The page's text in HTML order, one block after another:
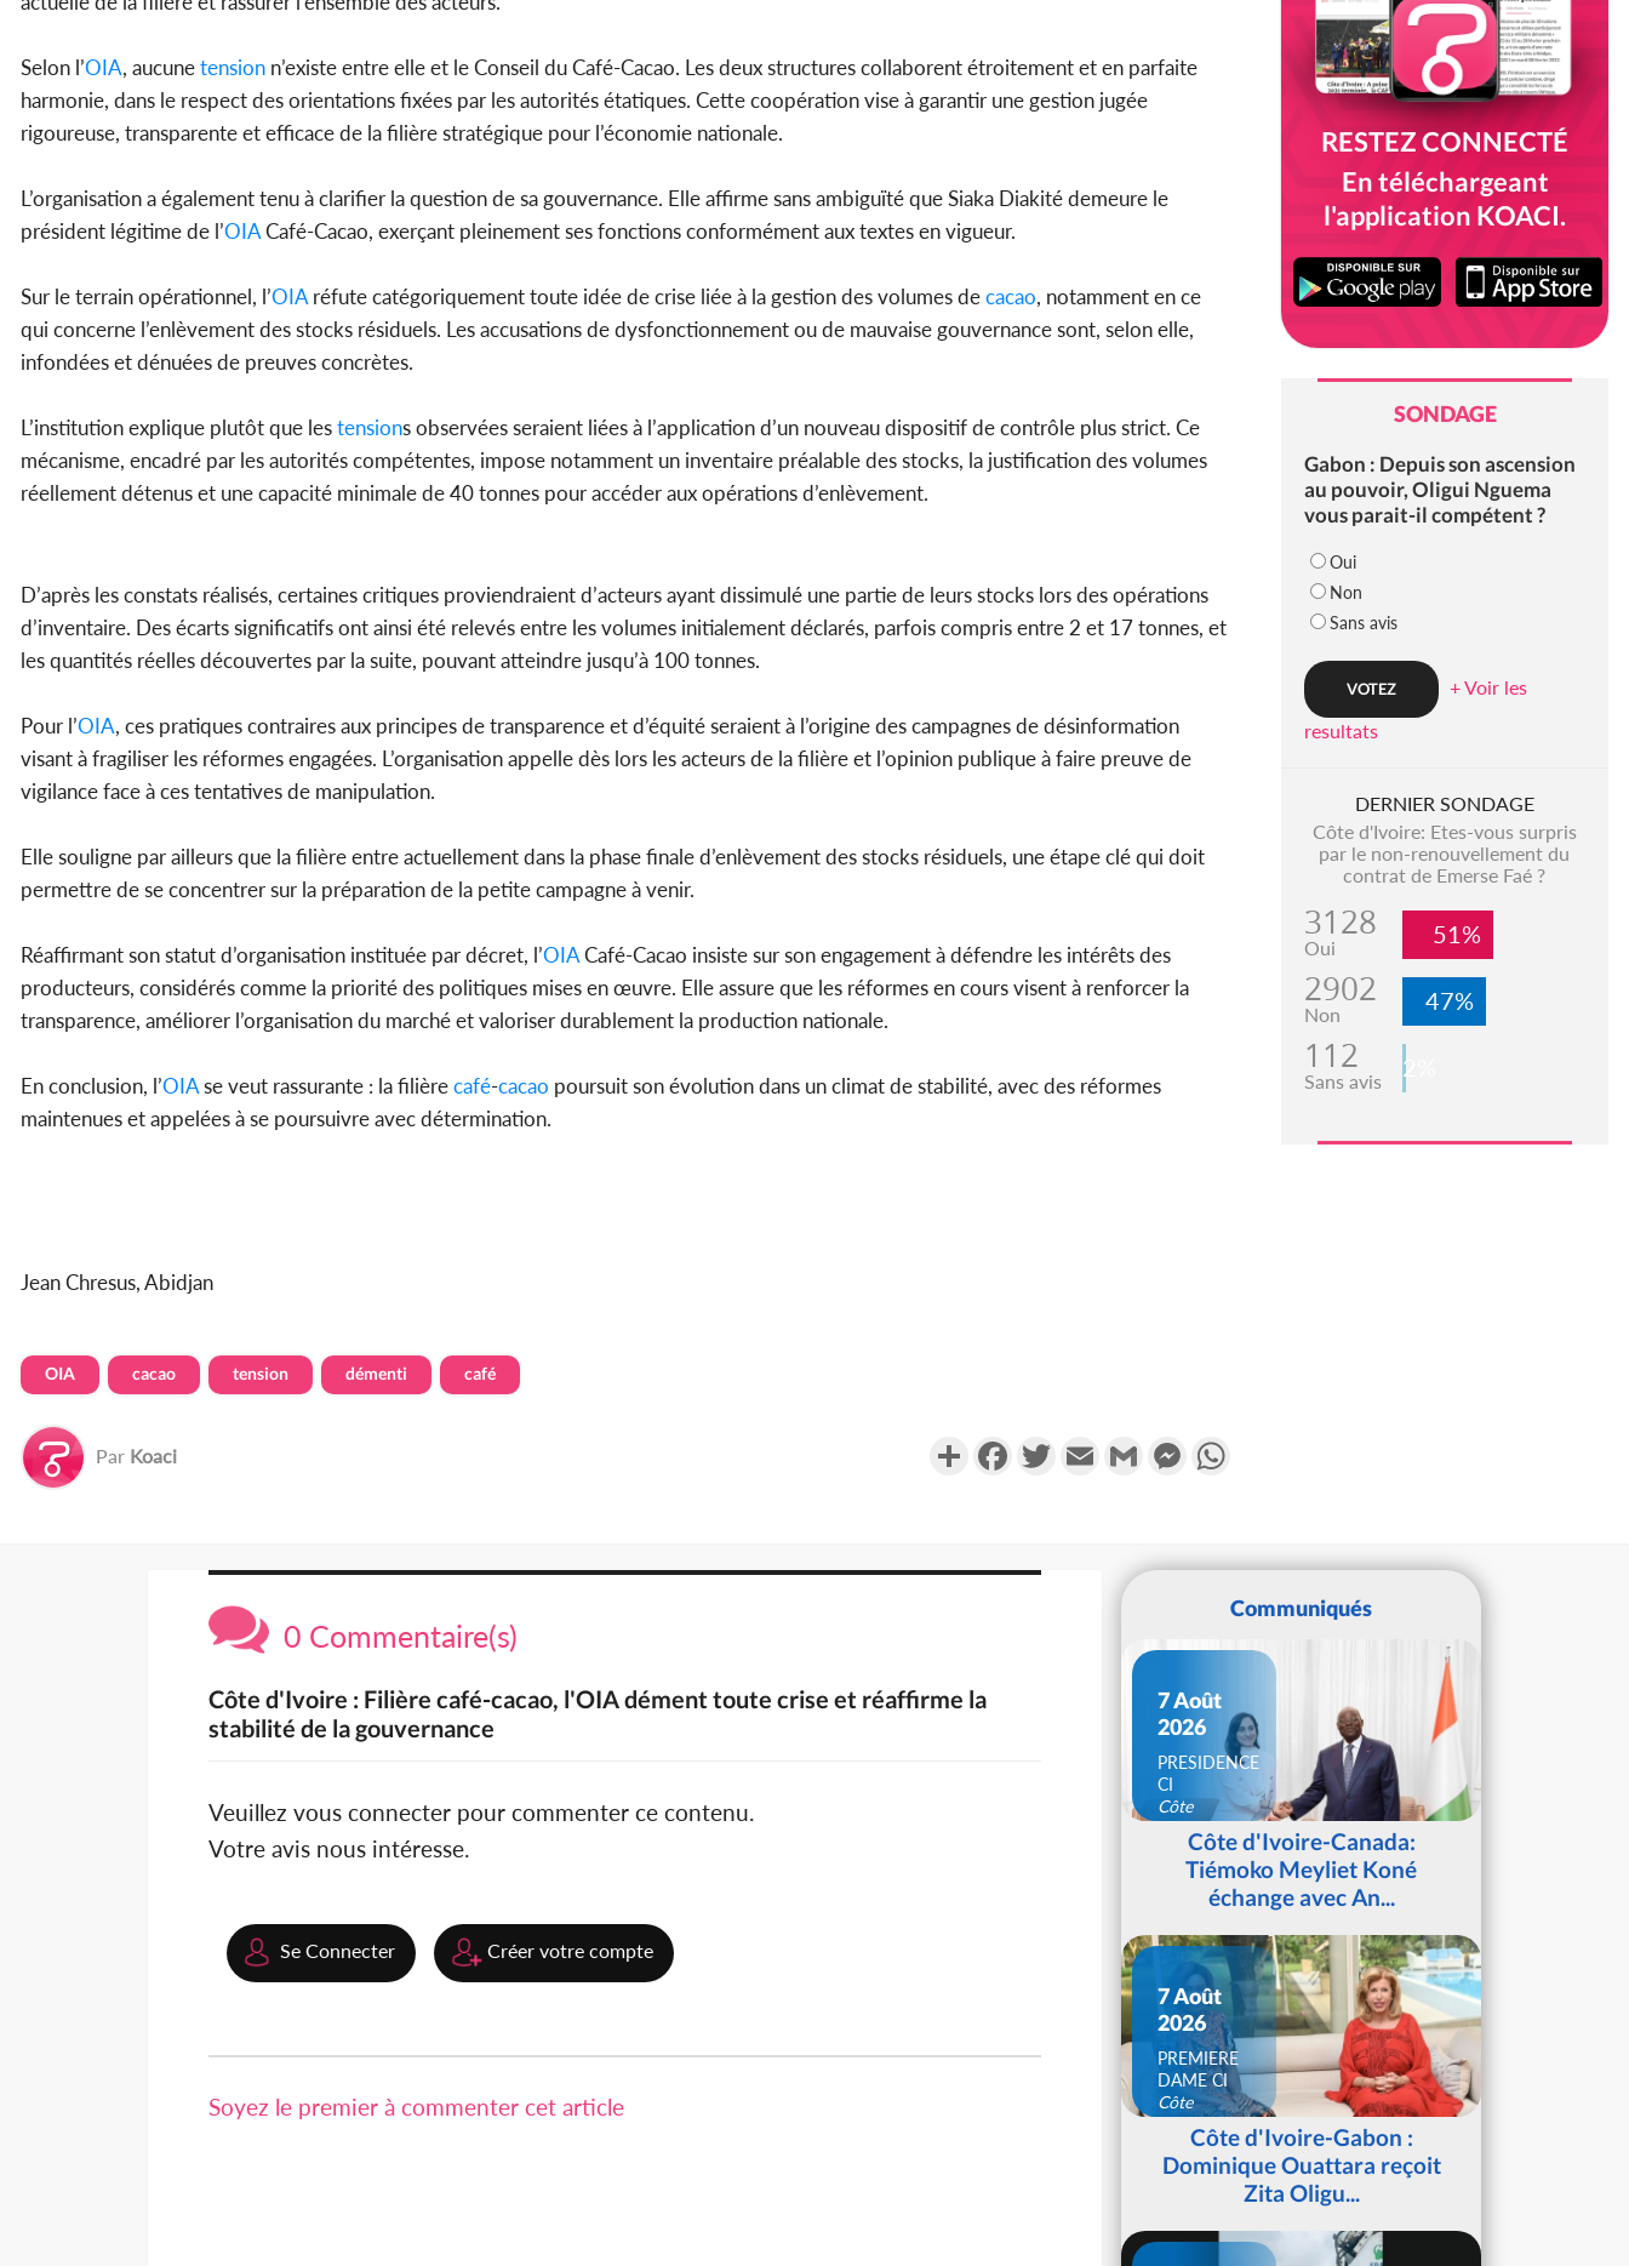
Selon l’OIA, aucunetension n’existe entre elle et le Conseil du Café-Cacao. Les deux structures collaborent étroitement et en parfaite
harmonie, dans le respect des orientations fixées par les autorités étatiques. Cette coopération vise à garantir une gestion jugée
rigoureuse, transparente et efficace de la filière stratégique pour l’économie nationale.
L’organisation a également tenu à clarifier la question de sa gouvernance. Elle affirme sans ambiguïté que Siaka Diakité demeure le
président légitime de l’OIACafé-Cacao, exerçant pleinement ses fonctions conformément aux textes en vigueur.
Sur le terrain opérationnel, l’OIAréfute catégoriquement toute idée de crise liée à la gestion des volumes decacao, notamment en ce
qui concerne l’enlèvement des stocks résiduels. Les accusations de dysfonctionnement ou de mauvaise gouvernance sont, selon elle,
infondées et dénuées de preuves concrètes.
L’institution explique plutôt que lestensions observées seraient liées à l’application d’un nouveau dispositif de contrôle plus strict. Ce
mécanisme, encadré par les autorités compétentes, impose notamment un inventaire préalable des stocks, la justification des volumes
réellement détenus et une capacité minimale de 40 tonnes pour accéder aux opérations d’enlèvement.
D’après les constats réalisés, certaines critiques proviendraient d’acteurs ayant dissimulé une partie de leurs stocks lors des opérations
d’inventaire. Des écarts significatifs ont ainsi été relevés entre les volumes initialement déclarés, parfois compris entre 2 et 17 tonnes, et
les quantités réelles découvertes par la suite, pouvant atteindre jusqu’à 100 tonnes.
Pour l’OIA, ces pratiques contraires aux principes de transparence et d’équité seraient à l’origine des campagnes de désinformation
visant à fragiliser les réformes engagées. L’organisation appelle dès lors les acteurs de la filière et l’opinion publique à faire preuve de
vigilance face à ces tentatives de manipulation.
Elle souligne par ailleurs que la filière entre actuellement dans la phase finale d’enlèvement des stocks résiduels, une étape clé qui doit
permettre de se concentrer sur la préparation de la petite campagne à venir.
Réaffirmant son statut d’organisation instituée par décret, l’OIACafé-Cacao insiste sur son engagement à défendre les intérêts des
producteurs, considérés comme la priorité des politiques mises en œuvre. Elle assure que les réformes en cours visent à renforcer la
transparence, améliorer l’organisation du marché et valoriser durablement la production nationale.
En conclusion, l’OIAse veut rassurante : la filièrecafé-cacao poursuit son évolution dans un climat de stabilité, avec des réformes
maintenues et appelées à se poursuivre avec détermination.
Jean Chresus, Abidjan
OIA cacao tension démenti café
Par Koaci PartagerFacebookTwitterEmail Gmail Messenger
RESTEZ CONNECTÉ
En téléchargeant
l'application KOACI.
SONDAGE
Gabon : Depuis son ascension
au pouvoir, Oligui Nguema
vous parait-il compétent ?
Oui
Non
Sans avis
+ Voir les
resultats
DERNIER SONDAGE
Côte d'Ivoire: Etes-vous surpris
par le non-renouvellement du
contrat de Emerse Faé ?
3128
Oui 51%
2902
Non 47%
112
Sans avis 2%
0 Commentaire(s)
Côte d'Ivoire : Filière café-cacao, l'OIA dément toute crise et réaffirme la
stabilité de la gouvernance
Veuillez vous connecter pour commenter ce contenu.
Votre avis nous intéresse.
Se Connecter Créer votre compte
Soyez le premier à commenter cet article
Communiqués
7 Août
2026
PRESIDENCE
CI
Côte
d'IvoireCôte d'Ivoire-Canada:
Tiémoko Meyliet Koné
échange avec An...
7 Août
2026
PREMIERE
DAME CI
Côte
d'IvoireCôte d'Ivoire-Gabon :
Dominique Ouattara reçoit
Zita Oligu...